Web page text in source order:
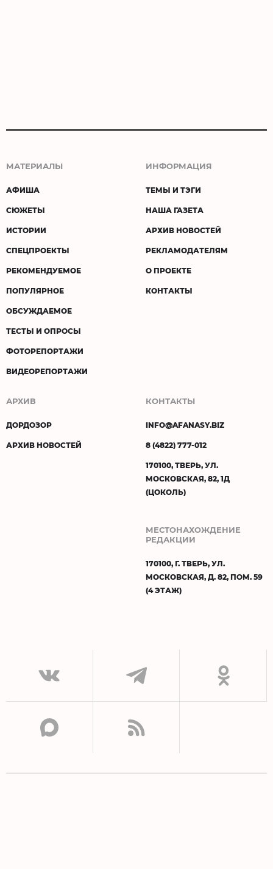
МАТЕРИАЛЫ
АФИША
СЮЖЕТЫ
ИСТОРИИ
СПЕЦПРОЕКТЫ
РЕКОМЕНДУЕМОЕ
ПОПУЛЯРНОЕ
ОБСУЖДАЕМОЕ
ТЕСТЫ И ОПРОСЫ
ФОТОРЕПОРТАЖИ
ВИДЕОРЕПОРТАЖИ
ИНФОРМАЦИЯ
ТЕМЫ И ТЭГИ
НАША ГАЗЕТА
АРХИВ НОВОСТЕЙ
РЕКЛАМОДАТЕЛЯМ
О ПРОЕКТЕ
КОНТАКТЫ
АРХИВ
ДОРДОЗОР
АРХИВ НОВОСТЕЙ
КОНТАКТЫ
INFO@AFANASY.BIZ
8 (4822) 777-012
170100, ТВЕРЬ, УЛ.
МОСКОВСКАЯ, 82, 1Д
(ЦОКОЛЬ)
МЕСТОНАХОЖДЕНИЕ
РЕДАКЦИИ
170100, Г. ТВЕРЬ, УЛ.
МОСКОВСКАЯ, Д. 82, ПОМ. 59
(4 ЭТАЖ)